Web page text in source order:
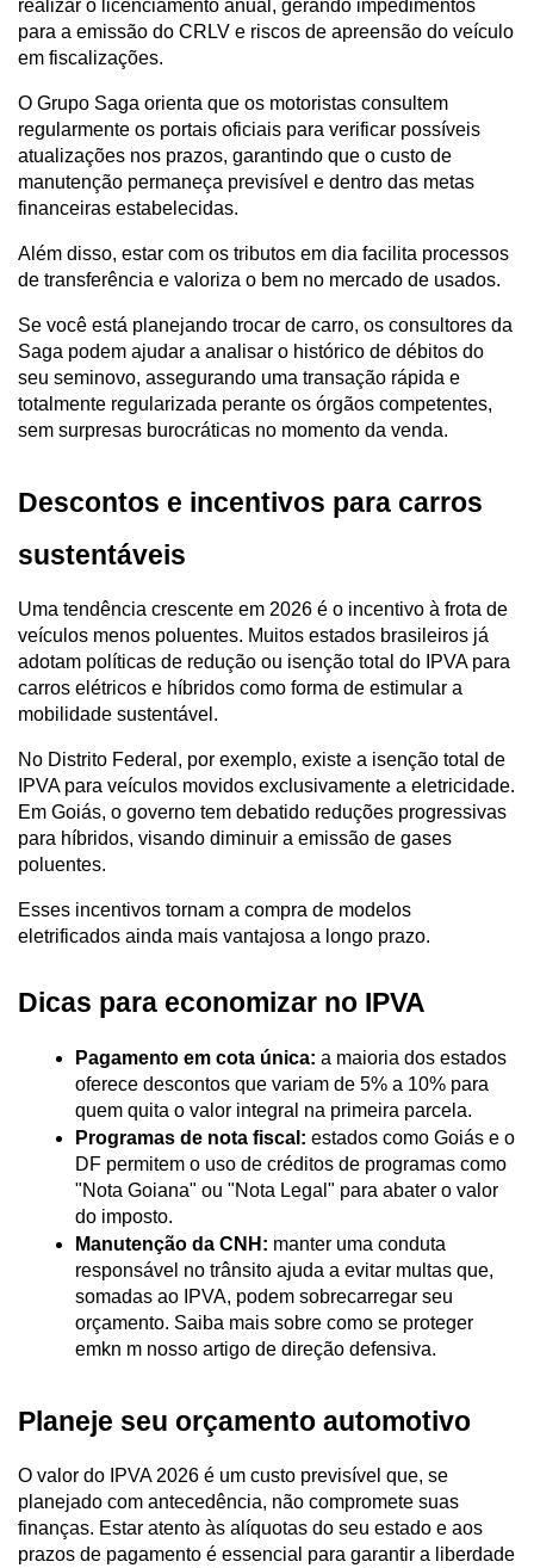
realizar o licenciamento anual, gerando impedimentos
para a emissão do CRLV e riscos de apreensão do veículo
em fiscalizações.
O Grupo Saga orienta que os motoristas consultem
regularmente os portais oficiais para verificar possíveis
atualizações nos prazos, garantindo que o custo de
manutenção permaneça previsível e dentro das metas
financeiras estabelecidas.
Além disso, estar com os tributos em dia facilita processos
de transferência e valoriza o bem no mercado de usados.
Se você está planejando trocar de carro, os consultores da
Saga podem ajudar a analisar o histórico de débitos do
seu seminovo, assegurando uma transação rápida e
totalmente regularizada perante os órgãos competentes,
sem surpresas burocráticas no momento da venda.
Descontos e incentivos para carros
sustentáveis
Uma tendência crescente em 2026 é o incentivo à frota de
veículos menos poluentes. Muitos estados brasileiros já
adotam políticas de redução ou isenção total do IPVA para
carros elétricos e híbridos como forma de estimular a
mobilidade sustentável.
No Distrito Federal, por exemplo, existe a isenção total de
IPVA para veículos movidos exclusivamente a eletricidade.
Em Goiás, o governo tem debatido reduções progressivas
para híbridos, visando diminuir a emissão de gases
poluentes.
Esses incentivos tornam a compra de modelos
eletrificados ainda mais vantajosa a longo prazo.
Dicas para economizar no IPVA
Pagamento em cota única: a maioria dos estados
oferece descontos que variam de 5% a 10% para
quem quita o valor integral na primeira parcela.
Programas de nota fiscal: estados como Goiás e o
DF permitem o uso de créditos de programas como
"Nota Goiana" ou "Nota Legal" para abater o valor
do imposto.
Manutenção da CNH: manter uma conduta
responsável no trânsito ajuda a evitar multas que,
somadas ao IPVA, podem sobrecarregar seu
orçamento. Saiba mais sobre como se proteger
emkn m nosso artigo de direção defensiva.
Planeje seu orçamento automotivo
O valor do IPVA 2026 é um custo previsível que, se
planejado com antecedência, não compromete suas
finanças. Estar atento às alíquotas do seu estado e aos
prazos de pagamento é essencial para garantir a liberdade